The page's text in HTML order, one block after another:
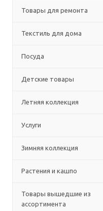
Товары для ремонта
Текстиль для дома
Посуда
Детские товары
Летняя коллекция
Услуги
Зимняя коллекция
Растения и кашпо
Товары вышедшие из
ассортимента